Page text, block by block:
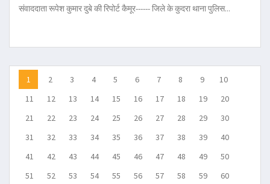
संवाददाता रूपेश कुमार दुबे की रिपोर्ट कैमूर------ जिले के कुदरा थाना पुलिस...
1 2 3 4 5 6 7 8 9
10
11
12 13 14 15 16 17 18 19
20
21
22 23 24 25 26 27 28 29
30
31
32 33 34 35 36 37 38 39
40
41
42 43 44 45 46 47 48 49
50
51
52 53 54 55 56 57 58 59
60